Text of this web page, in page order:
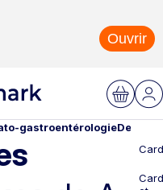
Ouvrir
gastroentérologie